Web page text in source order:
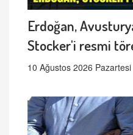
Erdoğan,
Stocker'i resmi
10 Ağustos 2026 Pazartesi